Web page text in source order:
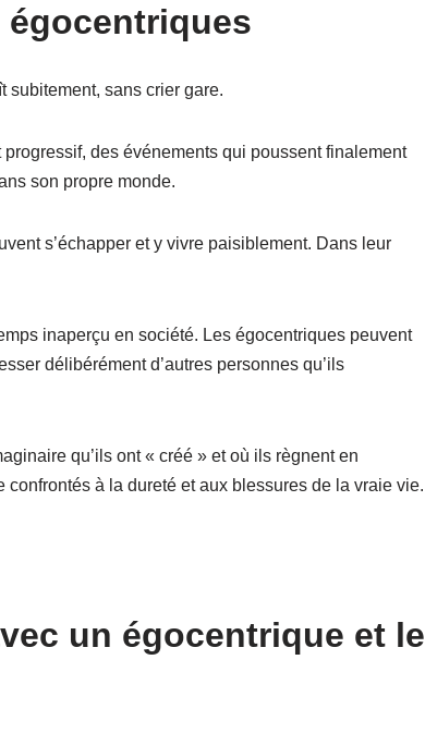
égocentriques
subitement, sans crier gare.
des événements qui poussent finalement
son propre monde.
s’échapper et y vivre paisiblement. Dans leur
inaperçu en société. Les égocentriques peuvent
délibérément d’autres personnes qu’ils
qu’ils ont « créé » et où ils règnent en
confrontés à la dureté et aux blessures de la vraie vie.
un égocentrique et le